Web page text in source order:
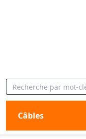
Câbles